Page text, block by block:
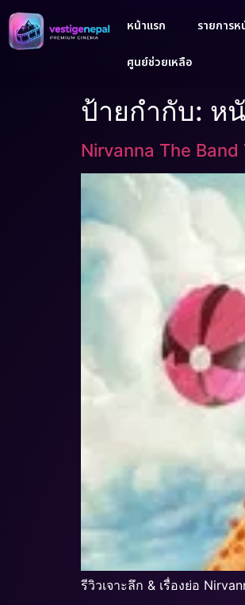
หน้าแรก รายการห
ศูนย์ช่วยเหลือ
ป้ายกำกับ: ห
Nirvanna The
รีวิวเจาะลึก & เรื่องย่อ